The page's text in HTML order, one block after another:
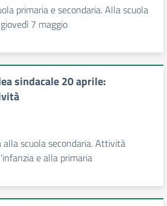
primaria e secondaria. Alla scuola
7 maggio
sindacale 20 aprile:
scuola secondaria. Attività
e alla primaria